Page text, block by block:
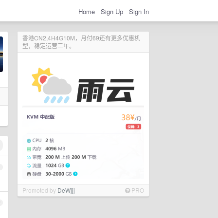
Home Sign Up Sign In
香港CN2,4H4G10M，月付69还有更多优惠机
型，稳定运营三年。
Promoted by DeWjjj PRO